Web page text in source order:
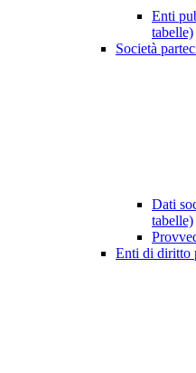
Enti
tabelle)
Società
Dati
tabelle)
Enti di diritto